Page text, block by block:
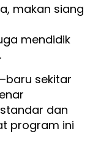
makan siang
mendidik
sekitar
dan
program ini